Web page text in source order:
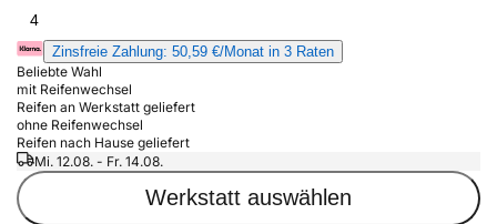
4
Zinsfreie Zahlung: 50,59 €/Monat in 3 Raten
Beliebte Wahl
mit Reifenwechsel
Reifen an Werkstatt geliefert
ohne Reifenwechsel
Reifen nach Hause geliefert
Mi. 12.08. - Fr. 14.08.
Werkstatt auswählen